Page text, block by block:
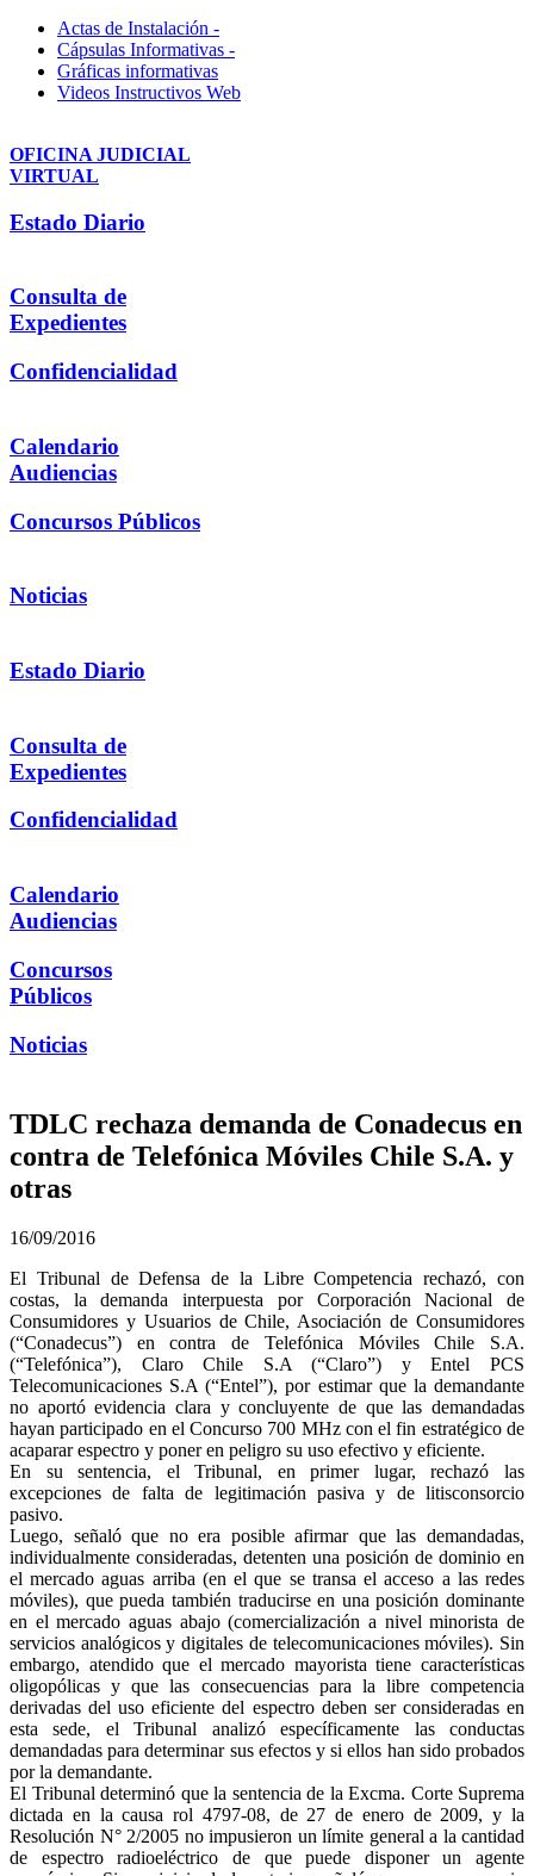
Actas de Instalación -
Cápsulas Informativas -
Gráficas informativas
Videos Instructivos Web
OFICINA JUDICIAL
VIRTUAL
Estado Diario
Consulta de
Expedientes
Confidencialidad
Calendario
Audiencias
Concursos Públicos
Noticias
Estado Diario
Consulta de
Expedientes
Confidencialidad
Calendario
Audiencias
Concursos
Públicos
Noticias
TDLC rechaza demanda de Conadecus en
contra de Telefónica Móviles Chile S.A. y
otras
16/09/2016
El Tribunal de Defensa de la Libre Competencia rechazó, con
costas, la demanda interpuesta por Corporación Nacional de
Consumidores y Usuarios de Chile, Asociación de Consumidores
(“Conadecus”) en contra de Telefónica Móviles Chile S.A.
(“Telefónica”), Claro Chile S.A (“Claro”) y Entel PCS
Telecomunicaciones S.A (“Entel”), por estimar que la demandante
no aportó evidencia clara y concluyente de que las demandadas
hayan participado en el Concurso 700 MHz con el fin estratégico de
acaparar espectro y poner en peligro su uso efectivo y eficiente.
En su sentencia, el Tribunal, en primer lugar, rechazó las
excepciones de falta de legitimación pasiva y de litisconsorcio
pasivo.
Luego, señaló que no era posible afirmar que las demandadas,
individualmente consideradas, detenten una posición de dominio en
el mercado aguas arriba (en el que se transa el acceso a las redes
móviles), que pueda también traducirse en una posición dominante
en el mercado aguas abajo (comercialización a nivel minorista de
servicios analógicos y digitales de telecomunicaciones móviles). Sin
embargo, atendido que el mercado mayorista tiene características
oligopólicas y que las consecuencias para la libre competencia
derivadas del uso eficiente del espectro deben ser consideradas en
esta sede, el Tribunal analizó específicamente las conductas
demandadas para determinar sus efectos y si ellos han sido probados
por la demandante.
El Tribunal determinó que la sentencia de la Excma. Corte Suprema
dictada en la causa rol 4797-08, de 27 de enero de 2009, y la
Resolución N° 2/2005 no impusieron un límite general a la cantidad
de espectro radioeléctrico de que puede disponer un agente